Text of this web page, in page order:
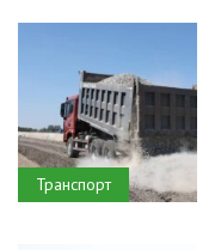
Транспорт